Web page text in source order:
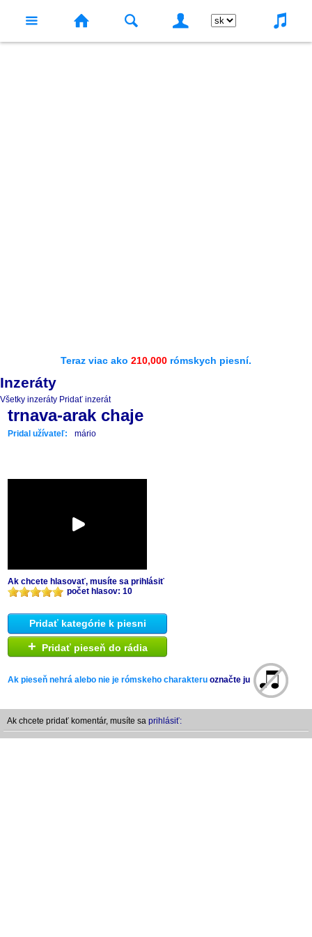
Teraz viac ako 210,000 rómskych piesní.
Inzeráty
Všetky inzeráty Pridať inzerát
trnava-arak chaje
Pridal užívateľ: mário
Ak chcete hlasovať, musíte sa prihlásiť
počet hlasov: 10
Pridať kategórie k piesni
+ Pridať pieseň do rádia
Ak pieseň nehrá alebo nie je rómskeho charakteru označte ju
Ak chcete pridať komentár, musíte sa prihlásiť: